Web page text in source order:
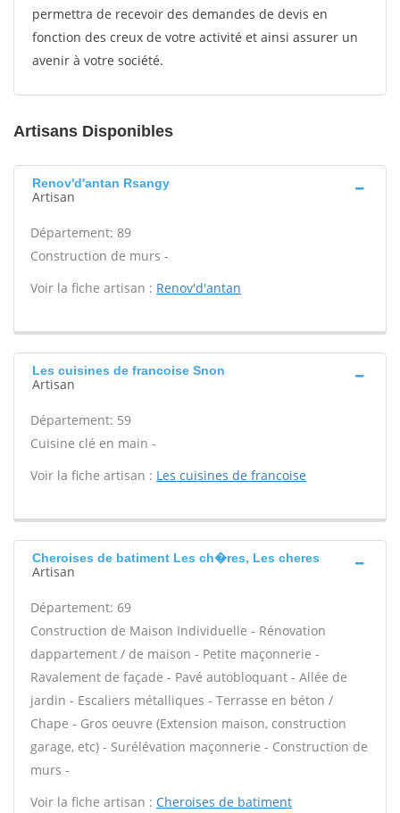
permettra de recevoir des demandes de devis en
fonction des creux de votre activité et ainsi assurer un
avenir à votre société.
Artisans Disponibles
Renov'd'antan Rsangy
Artisan
Département: 89
Construction de murs -
Voir la fiche artisan : Renov'd'antan
Les cuisines de francoise Snon
Artisan
Département: 59
Cuisine clé en main -
Voir la fiche artisan : Les cuisines de francoise
Cheroises de batiment Les ch�res, Les cheres
Artisan
Département: 69
Construction de Maison Individuelle - Rénovation
dappartement / de maison - Petite maçonnerie -
Ravalement de façade - Pavé autobloquant - Allée de
jardin - Escaliers métalliques - Terrasse en béton /
Chape - Gros oeuvre (Extension maison, construction
garage, etc) - Surélévation maçonnerie - Construction de
murs -
Voir la fiche artisan : Cheroises de batiment